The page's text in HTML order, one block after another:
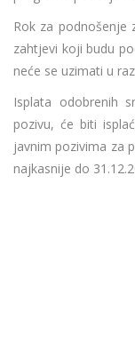
Rok za podnošenje
zahtjevi koji budu
neće se uzimati u
Isplata odobrenih
pozivu, će biti
javnim pozivima za
najkasnije do